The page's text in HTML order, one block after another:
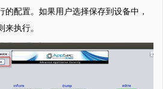
的配置。如果用户选择保存到设备中，
执行。